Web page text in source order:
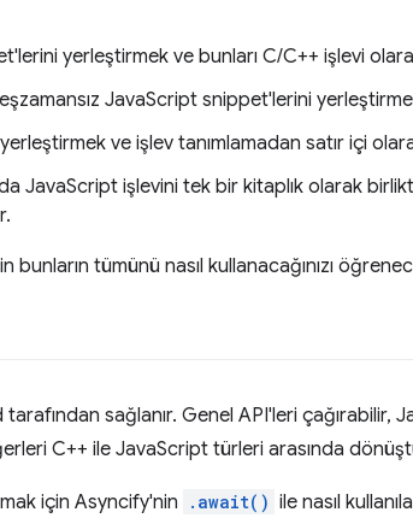
yerleştirmek ve bunları C/C++ işlevi
JavaScript snippet'lerini
ve işlev tanımlamadan satır içi
JavaScript işlevini tek bir kitaplık olarak
bunların tümünü nasıl kullanacağınızı
tarafından sağlanır. Genel API'leri
C++ ile JavaScript türleri arasında
için Asyncify'nin .await() ile nasıl